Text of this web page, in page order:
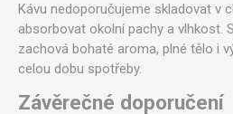
Kávu nedoporučujeme skladovat v
absorbovat okolní pachy a vlhkost.
zachová bohaté aroma, plné tělo i
celou dobu spotřeby.
Závěrečné doporučení